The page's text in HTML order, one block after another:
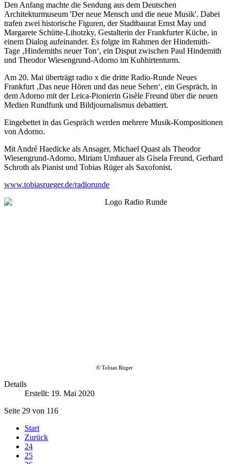
Den Anfang machte die Sendung aus dem Deutschen
Architekturmuseum 'Der neue Mensch und die neue Musik'. Dabei
trafen zwei historische Figuren, der Stadtbaurat Ernst May und
Margarete Schütte-Lihotzky, Gestalterin der Frankfurter Küche, in
einem Dialog aufeinander. Es folgte im Rahmen der Hindemith-
Tage ‚Hindemiths neuer Ton‘, ein Disput zwischen Paul Hindemith
und Theodor Wiesengrund-Adorno im Kuhhirtenturm.
Am 20. Mai überträgt radio x die dritte Radio-Runde Neues
Frankfurt ‚Das neue Hören und das neue Sehen‘, ein Gespräch, in
dem Adorno mit der Leica-Pionierin Gisèle Freund über die neuen
Medien Rundfunk und Bildjournalismus debattiert.
Eingebettet in das Gespräch werden mehrere Musik-Kompositionen
von Adorno.
Mit André Haedicke als Ansager, Michael Quast als Theodor
Wiesengrund-Adorno, Miriam Umhauer als Gisela Freund, Gerhard
Schroth als Pianist und Tobias Rüger als Saxofonist.
www.tobiasrueger.de/radiorunde
© Tobias Rüger
Details
Erstellt: 19. Mai 2020
Seite 29 von 116
Start
Zurück
24
25